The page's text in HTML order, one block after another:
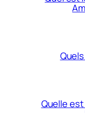
Quelle